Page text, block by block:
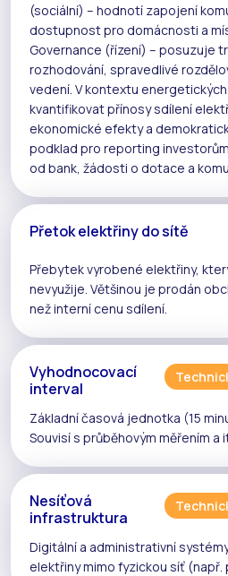
(sociální) – hodnotí zapojení
dostupnost pro domácnosti a
Governance (řízení) – posuzuje
rozhodování, spravedlivé
vedení. V kontextu
kvantifikovat přínosysdílení
ekonomické efekty a
podklad pro reporting
od bank, žádosti o dotace a
Přetok elektřiny do sítě
Přebytek vyrobené elektřiny,
nevyužije. Většinou je prodán
nežinterní cenu sdílení.
Vyhodnocovací
interval
Základní časová jednotka (15
Souvisí s průběhovým měřením a
Nesíťová
infrastruktura
Digitální a administrativní
elektřinymimo fyzickou síť